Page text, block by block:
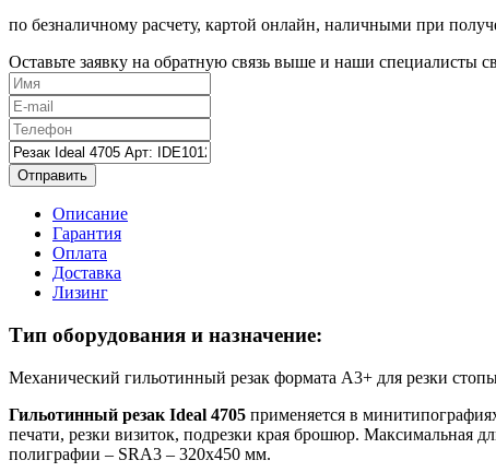
по безналичному расчету, картой онлайн, наличными при
Оставьте заявку на обратную связь выше и наши специалисты
Отправить
Описание
Гарантия
Оплата
Доставка
Лизинг
Тип оборудования и назначение:
Механический гильотинный резак формата А3+ для резки
Гильотинный резак Ideal 4705 применяется в
печати, резки визиток, подрезки края брошюр. Максимальная
полиграфии – SRA3 – 320x450 мм.